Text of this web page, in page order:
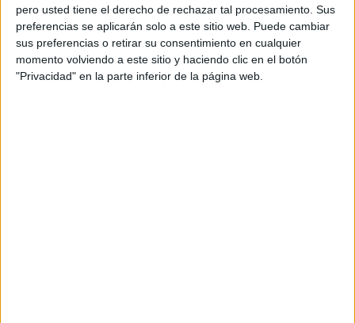
pero usted tiene el derecho de rechazar tal procesamiento. Sus
preferencias se aplicarán solo a este sitio web. Puede cambiar
sus preferencias o retirar su consentimiento en cualquier
momento volviendo a este sitio y haciendo clic en el botón
"Privacidad" en la parte inferior de la página web.